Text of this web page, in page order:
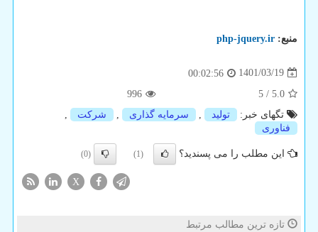
منبع: php-jquery.ir
1401/03/19
00:02:56
5.0
/
5
996
تگهای خبر:
تولید سرمایه گذاری شركت
فناوری
این مطلب را می پسندید؟ (1)
(0)
X
تازه ترین مطالب مرتبط